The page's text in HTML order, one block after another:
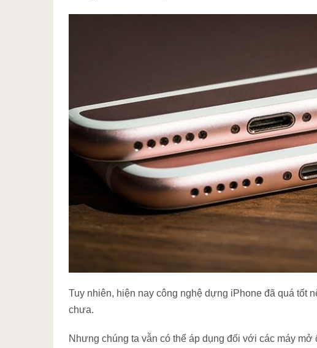
Tuy nhiên, hiện nay công nghệ dựng iPhone đã quá tốt
chưa.
Nhưng chúng ta vẫn có thể áp dụng đối với các máy